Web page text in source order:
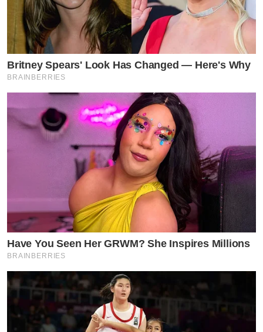
Britney Spears' Look Has Changed — Here's Why
BRAINBERRIES
Have You Seen Her GRWM? She Inspires Millions
BRAINBERRIES